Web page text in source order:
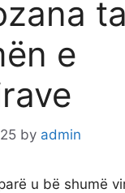
e
by admin
u bë shumë